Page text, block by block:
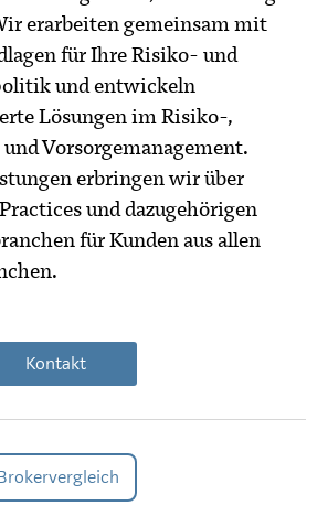
erarbeiten gemeinsam mit
für Ihre Risiko- und
und entwickeln
Lösungen im Risiko-,
Vorsorgemanagement.
erbringen wir über
und dazugehörigen
für Kunden aus allen
Kontakt